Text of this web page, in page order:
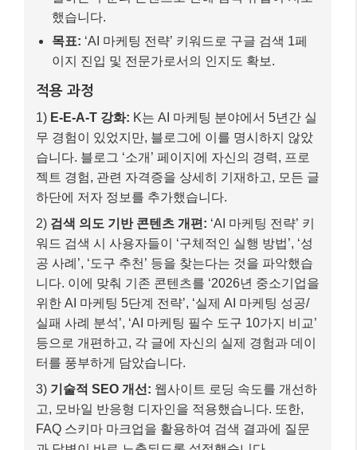
검색 의도 기반 콘텐츠 개편:
워드 검색 시 사용자들이 ‘구체적인 실행 방법’, ‘성
공 사례’, ‘도구 추천’ 등을 찾는다는 것을 파악했습
위한 AI 마케팅 5단계 전략’, ‘실제 AI 마케팅 성공/
실패 사례 분석’, ‘AI 마케팅 필수 도구 10가지 비교’
등으로 개편하고, 각 글에 자신의 실제 경험과 데이
터를 풍부하게 담았습니다.
3)기술적 SEO 개선: 웹사이트 로딩 속도를 개선하
고, 모바일 반응형 디자인을 적용했습니다. 또한,
FAQ 스키마 마크업을 활용하여 검색 결과에 질문
과 답변이 바로 노출되도록 설정했습니다.
4) 고품질 백링크 및 브랜드 언급:관련 분야의 권위
있는 IT 전문 블로그에 ‘AI 마케팅의 미래’라는 주제
로 게스트 포스팅을 기고하고, 자신의 블로그를 출
처로 명시했습니다.
최종 결과
–검색 순위 상승:3개월 만에 ‘AI 마케팅 전략’ 키워
드로 구글 검색 1페이지 상단에 노출되었습니다.
–트래픽 및 전환 증가:블로그 유입 트래픽이